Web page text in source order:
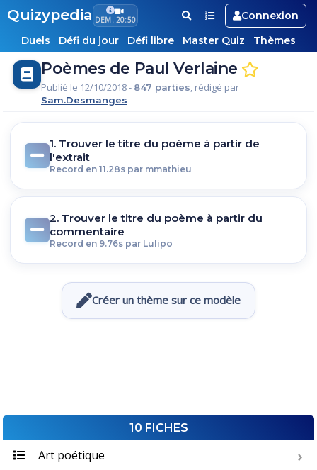
Quizypedia DEM. 20:50
Connexion
Duels
Défi du jour Défi libre Master Quiz Thèmes
Poèmes de Paul Verlaine
Publié le 12/10/2018 - 847 parties, rédigé par
Sam.Desmanges
1. Trouver le titre du poème à partir de
l'extrait
Record en 11.28s par mmathieu
2. Trouver le titre du poème à partir du
commentaire
Record en 9.76s par Lulipo
Créer un thème sur ce modèle
10 FICHES
Art poétique